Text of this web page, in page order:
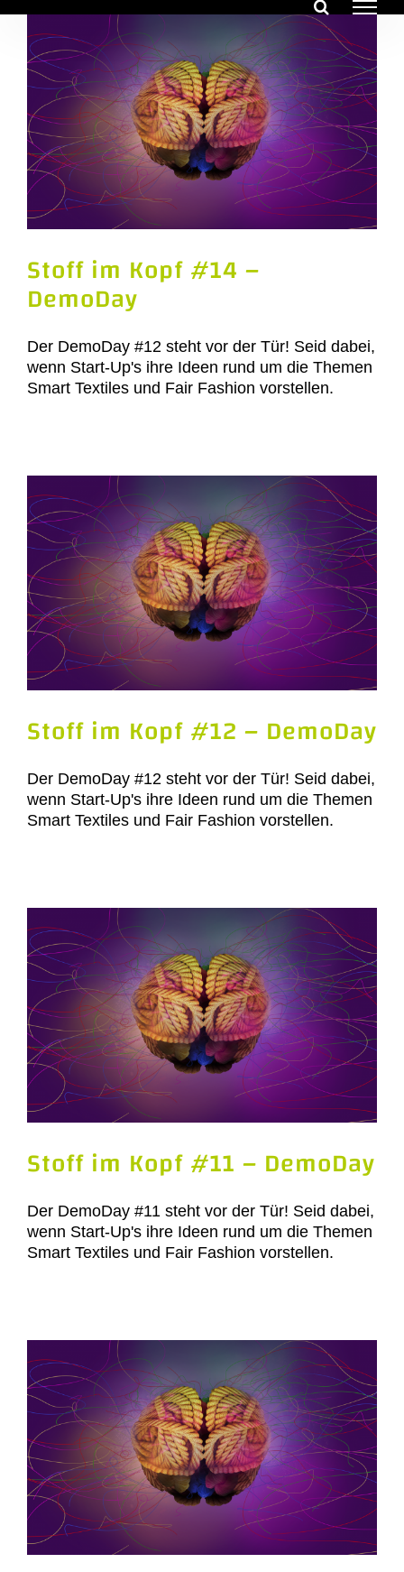
Inhalt
springen
Stoff im Kopf #14 –
DemoDay
Der DemoDay #12 steht vor der Tür! Seid dabei,
wenn Start-Up's ihre Ideen rund um die Themen
Smart Textiles und Fair Fashion vorstellen.
Stoff im Kopf #12 – DemoDay
Der DemoDay #12 steht vor der Tür! Seid dabei,
wenn Start-Up's ihre Ideen rund um die Themen
Smart Textiles und Fair Fashion vorstellen.
Stoff im Kopf #11 – DemoDay
Der DemoDay #11 steht vor der Tür! Seid dabei,
wenn Start-Up's ihre Ideen rund um die Themen
Smart Textiles und Fair Fashion vorstellen.